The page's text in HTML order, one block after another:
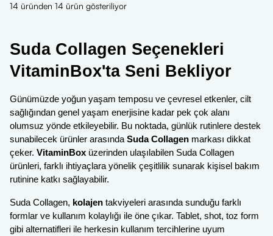
14 üründen 14 ürün gösteriliyor
Suda Collagen Seçenekleri
VitaminBox'ta Seni Bekliyor
Günümüzde yoğun yaşam temposu ve çevresel etkenler, cilt
sağlığından genel yaşam enerjisine kadar pek çok alanı
olumsuz yönde etkileyebilir. Bu noktada, günlük rutinlere destek
sunabilecek ürünler arasında Suda Collagen markası dikkat
çeker. VitaminBox üzerinden ulaşılabilen Suda Collagen
ürünleri, farklı ihtiyaçlara yönelik çeşitlilik sunarak kişisel bakım
rutinine katkı sağlayabilir.
Suda Collagen, kolajen takviyeleri arasında sunduğu farklı
formlar ve kullanım kolaylığı ile öne çıkar. Tablet, shot, toz form
gibi alternatifleri ile herkesin kullanım tercihlerine uyum